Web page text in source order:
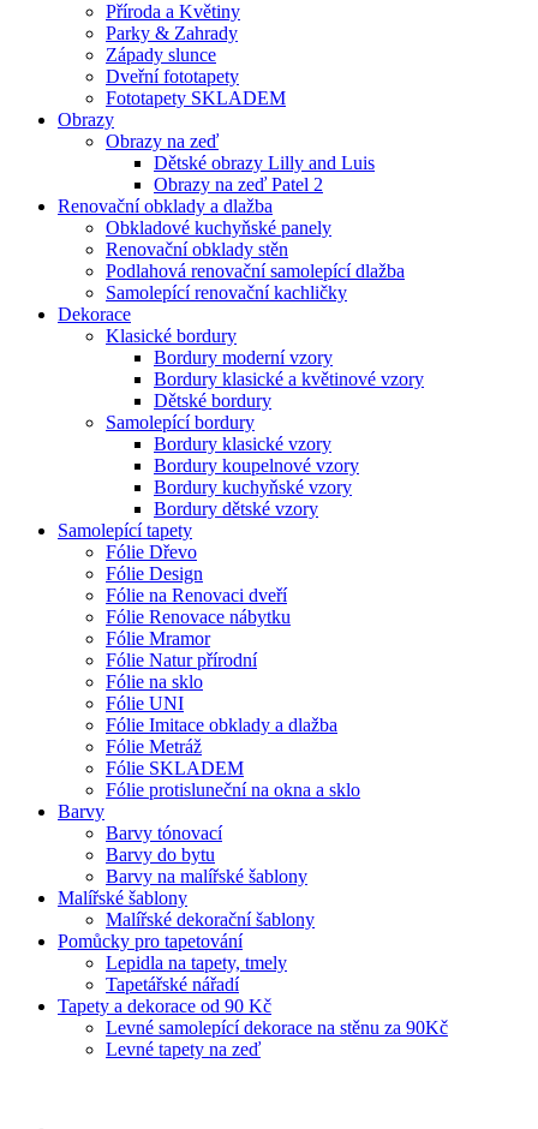
Příroda a Květiny
Parky & Zahrady
Západy slunce
Dveřní fototapety
Fototapety SKLADEM
Obrazy
Obrazy na zeď
Dětské obrazy Lilly and Luis
Obrazy na zeď Patel 2
Renovační obklady a dlažba
Obkladové kuchyňské panely
Renovační obklady stěn
Podlahová renovační samolepící dlažba
Samolepící renovační kachličky
Dekorace
Klasické bordury
Bordury moderní vzory
Bordury klasické a květinové vzory
Dětské bordury
Samolepící bordury
Bordury klasické vzory
Bordury koupelnové vzory
Bordury kuchyňské vzory
Bordury dětské vzory
Samolepící tapety
Fólie Dřevo
Fólie Design
Fólie na Renovaci dveří
Fólie Renovace nábytku
Fólie Mramor
Fólie Natur přírodní
Fólie na sklo
Fólie UNI
Fólie Imitace obklady a dlažba
Fólie Metráž
Fólie SKLADEM
Fólie protisluneční na okna a sklo
Barvy
Barvy tónovací
Barvy do bytu
Barvy na malířské šablony
Malířské šablony
Malířské dekorační šablony
Pomůcky pro tapetování
Lepidla na tapety, tmely
Tapetářské nářadí
Tapety a dekorace od 90 Kč
Levné samolepící dekorace na stěnu za 90Kč
Levné tapety na zeď